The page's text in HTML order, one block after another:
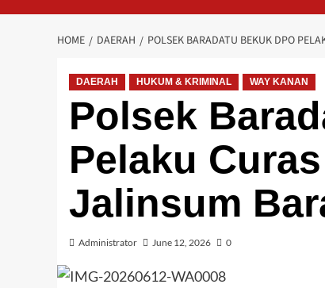
HOME DAERAH POLSEK BARADATU BEKUK DPO
DAERAH HUKUM & KRIMINAL WAY KANAN
Polsek
Pelaku
Jalinsum
Administrator June 12, 2026 0